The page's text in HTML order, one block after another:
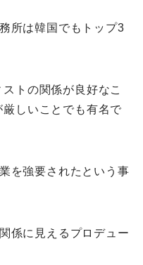
所は韓国でもトップ3
トの関係が良好なこ
しいことでも有名で
を強要されたという事
係に見えるプロデュー